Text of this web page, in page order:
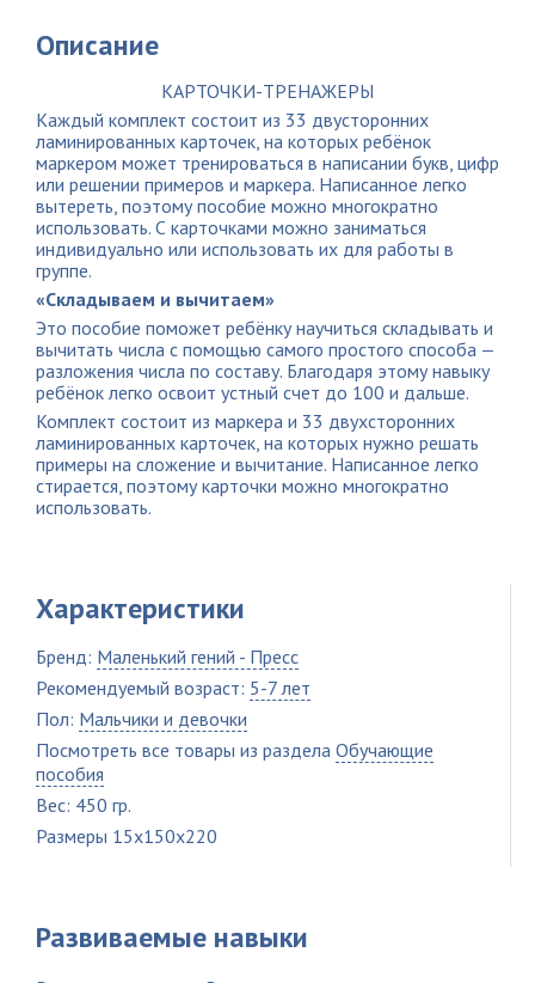
Описание
КАРТОЧКИ-ТРЕНАЖЕРЫ
Каждый комплект состоит из 33 двусторонних
ламинированных карточек, на которых ребёнок
маркером может тренироваться в написании букв, цифр
или решении примеров и маркера. Написанное легко
вытереть, поэтому пособие можно многократно
использовать. С карточками можно заниматься
индивидуально или использовать их для работы в
группе.
«Складываем и вычитаем»
Это пособие поможет ребёнку научиться складывать и
вычитать числа с помощью самого простого способа —
разложения числа по составу. Благодаря этому навыку
ребёнок легко освоит устный счет до 100 и дальше.
Комплект состоит из маркера и 33 двухсторонних
ламинированных карточек, на которых нужно решать
примеры на сложение и вычитание. Написанное легко
стирается, поэтому карточки можно многократно
использовать.
Характеристики
Бренд: Маленький гений - Пресс
Рекомендуемый возраст: 5-7 лет
Пол: Мальчики и девочки
Посмотреть все товары из раздела Обучающие
пособия
Вес: 450 гр.
Размеры 15x150x220
Развиваемые навыки